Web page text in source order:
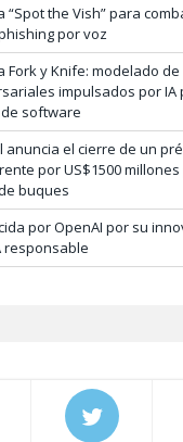
“Spot the Vish” para
por voz
Fork y Knife: modelado
impulsados por IA
software
anuncia el cierre de un
por US$1500
buques
por OpenAI por su
responsable